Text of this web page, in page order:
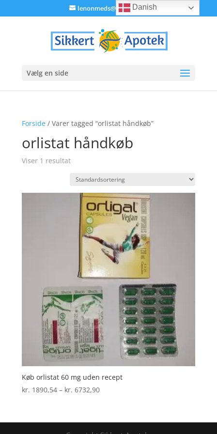
lenonmeds@gmail.com
Vælg en side
Forside/ Varer tagged “orlistat håndkøb”
orlistat håndkøb
Viser 1 resultat
Køb orlistat 60 mg uden recept
kr. 1890,54 – kr. 6732,90Prisinterval:
kr. 6732,90
Danish